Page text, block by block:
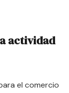
actividad
el comercio